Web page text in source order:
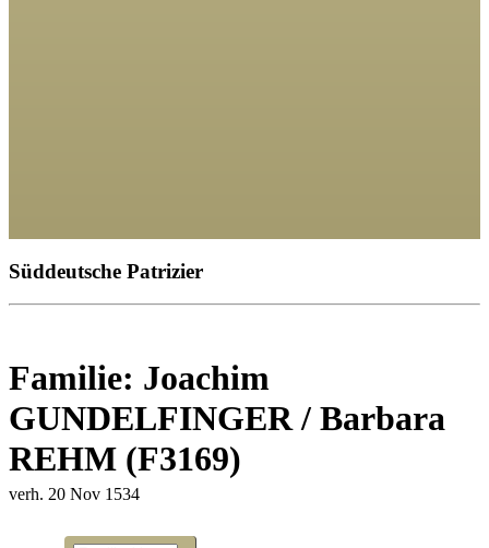
Süddeutsche Patrizier
Familie: Joachim
GUNDELFINGER / Barbara
REHM (F3169)
verh. 20 Nov 1534